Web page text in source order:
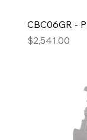
CBC06GR -
Precio
$2,541.00